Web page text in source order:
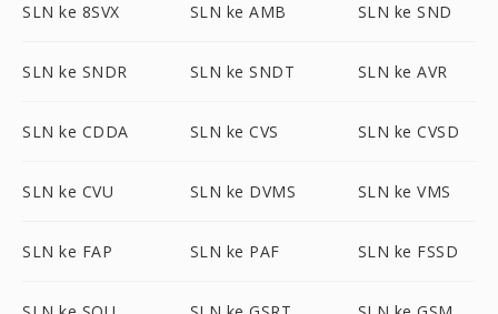
SLN ke 8SVX SLN ke AMB SLN ke SND
SLN ke SNDR SLN ke SNDT SLN ke AVR
SLN ke CDDA SLN ke CVS SLN ke CVSD
SLN ke CVU SLN ke DVMS SLN ke VMS
SLN ke FAP SLN ke PAF SLN ke FSSD